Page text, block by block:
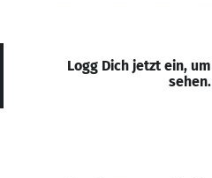
Logg Dich jetzt ein,
sehen.